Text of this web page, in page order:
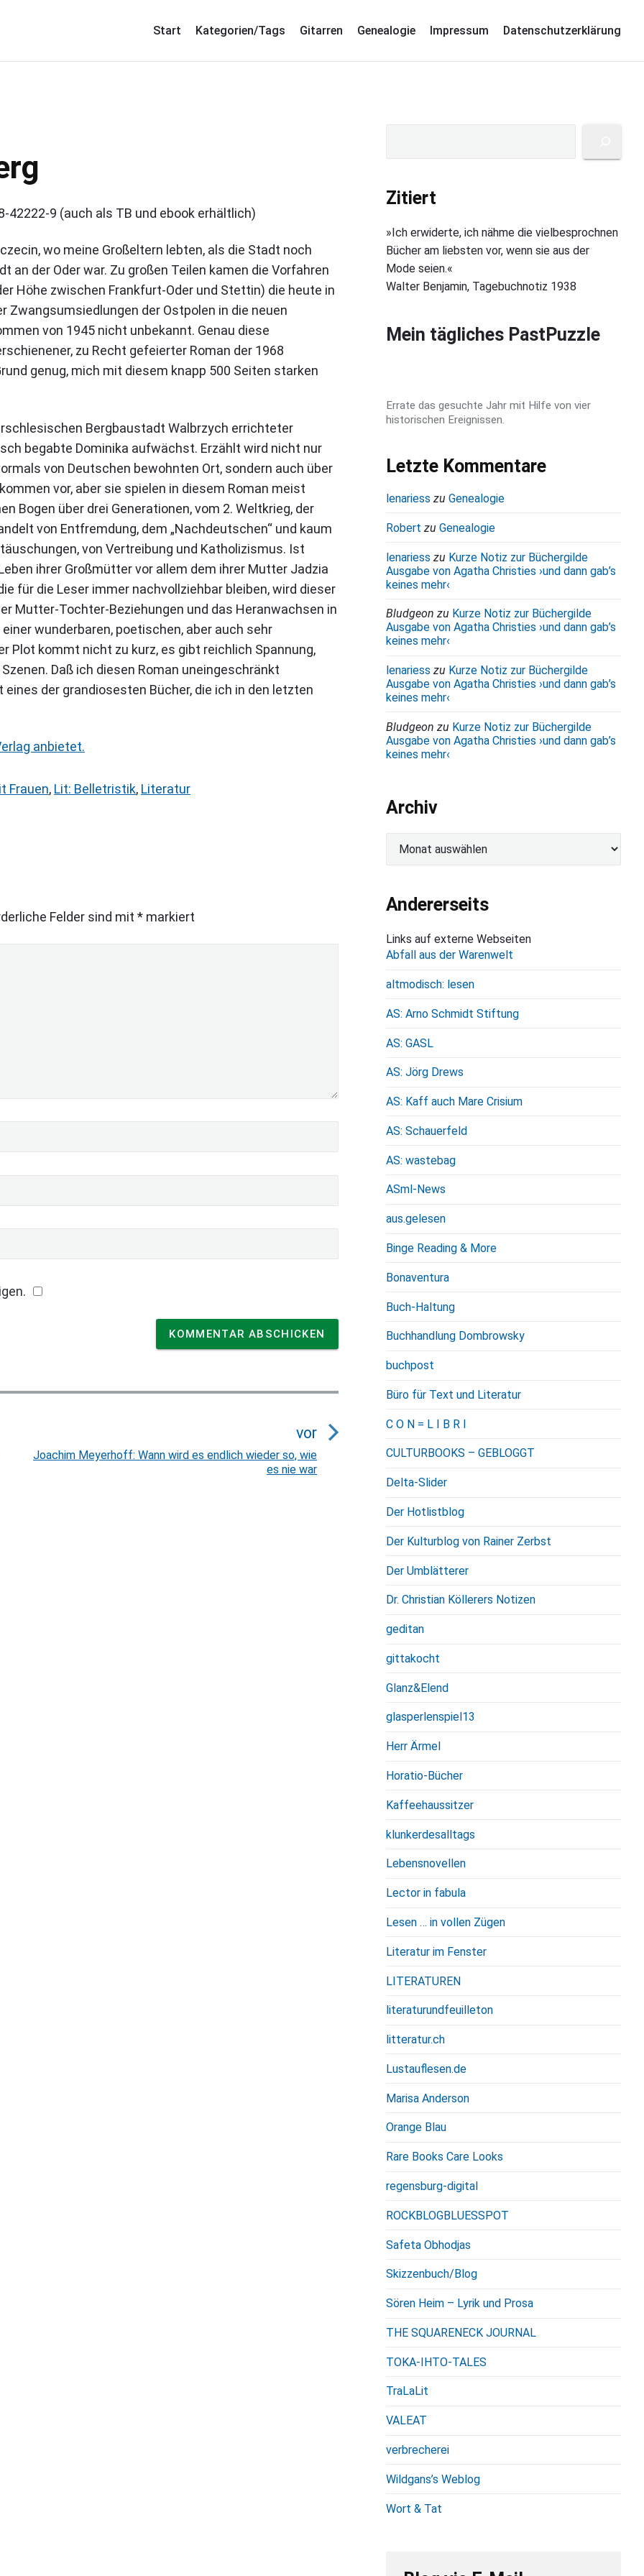
Start Kategorien/Tags Gitarren Genealogie Impressum Datenschutzerklärung
42222-9 (auch als TB und ebook erhältlich)
wo meine Großeltern lebten, als die Stadt noch
der Oder war. Zu großen Teilen kamen die Vorfahren
Höhe zwischen Frankfurt-Oder und Stettin) die heute in
Zwangsumsiedlungen der Ostpolen in die neuen
von 1945 nicht unbekannt. Genau diese
zu Recht gefeierter Roman der 1968
genug, mich mit diesem knapp 500 Seiten starken
Bergbaustadt Walbrzych errichteter
begabte Dominika aufwächst. Erzählt wird nicht nur
von Deutschen bewohnten Ort, sondern auch über
vor, aber sie spielen in diesem Roman meist
Bogen über drei Generationen, vom 2. Weltkrieg, der
von Entfremdung, dem „Nachdeutschen“ und kaum
von Vertreibung und Katholizismus. Ist
ihrer Großmütter vor allem dem ihrer Mutter Jadzia
für die Leser immer nachvollziehbar bleiben, wird dieser
Mutter-Tochter-Beziehungen und das Heranwachsen in
wunderbaren, poetischen, aber auch sehr
Plot kommt nicht zu kurz, es gibt reichlich Spannung,
Daß ich diesen Roman uneingeschränkt
der grandiosesten Bücher, die ich in den letzten
anbietet.
Frauen, Lit: Belletristik, Literatur
Felder sind mit * markiert
vor
N
e
Joachim Meyerhoff: Wann wird es endlich wieder so, wie
es nie war
e
Zitiert
»Ich erwiderte, ich nähme die vielbesprochnen
Bücher am liebsten vor, wenn sie aus der
Mode seien.«
Walter Benjamin, Tagebuchnotiz 1938
Mein tägliches PastPuzzle
Errate das gesuchte Jahr mit Hilfe von vier
historischen Ereignissen.
Letzte Kommentare
lenariess zuGenealogie
Robert zuGenealogie
lenariess zu Kurze Notiz zur Büchergilde
Ausgabe von Agatha Christies ›und dann gab’s
keines mehr‹
Bludgeon zu Kurze Notiz zur Büchergilde
Ausgabe von Agatha Christies ›und dann gab’s
keines mehr‹
lenariess zu Kurze Notiz zur Büchergilde
Ausgabe von Agatha Christies ›und dann gab’s
keines mehr‹
Bludgeon zu Kurze Notiz zur Büchergilde
Ausgabe von Agatha Christies ›und dann gab’s
keines mehr‹
Archiv
h
i
v
Andererseits
Links auf externe Webseiten
Abfall aus der Warenwelt
altmodisch: lesen
AS: Arno Schmidt Stiftung
AS: GASL
AS: Jörg Drews
AS: Kaff auch Mare Crisium
AS: Schauerfeld
AS: wastebag
ASml-News
aus.gelesen
Binge Reading & More
Bonaventura
Buch-Haltung
Buchhandlung Dombrowsky
buchpost
Büro für Text und Literatur
C O N = L I B R I
CULTURBOOKS – GEBLOGGT
Delta-Slider
Der Hotlistblog
Der Kulturblog von Rainer Zerbst
Der Umblätterer
Dr. Christian Köllerers Notizen
geditan
gittakocht
Glanz&Elend
glasperlenspiel13
Herr Ärmel
Horatio-Bücher
Kaffeehaussitzer
klunkerdesalltags
Lebensnovellen
Lector in fabula
Lesen … in vollen Zügen
Literatur im Fenster
LITERATUREN
literaturundfeuilleton
litteratur.ch
Lustauflesen.de
Marisa Anderson
Orange Blau
Rare Books Care Looks
regensburg-digital
ROCKBLOGBLUESSPOT
Safeta Obhodjas
Skizzenbuch/Blog
Sören Heim – Lyrik und Prosa
THE SQUARENECK JOURNAL
TOKA-IHTO-TALES
TraLaLit
VALEAT
verbrecherei
Wildgans’s Weblog
Wort & Tat